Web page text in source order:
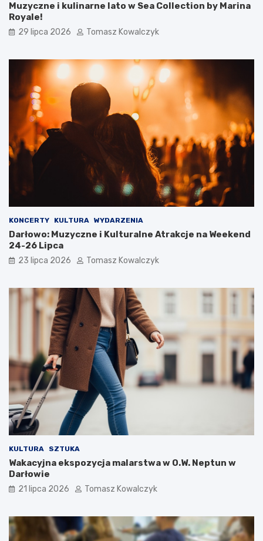
Muzyczne i kulinarne lato w Sea Collection by Marina
Royale!
29 lipca 2026 Tomasz Kowalczyk
KONCERTY KULTURA WYDARZENIA
Darłowo: Muzyczne i Kulturalne Atrakcje na Weekend
24-26 Lipca
23 lipca 2026 Tomasz Kowalczyk
KULTURA SZTUKA
Wakacyjna ekspozycja malarstwa w O.W. Neptun w
Darłowie
21 lipca 2026 Tomasz Kowalczyk